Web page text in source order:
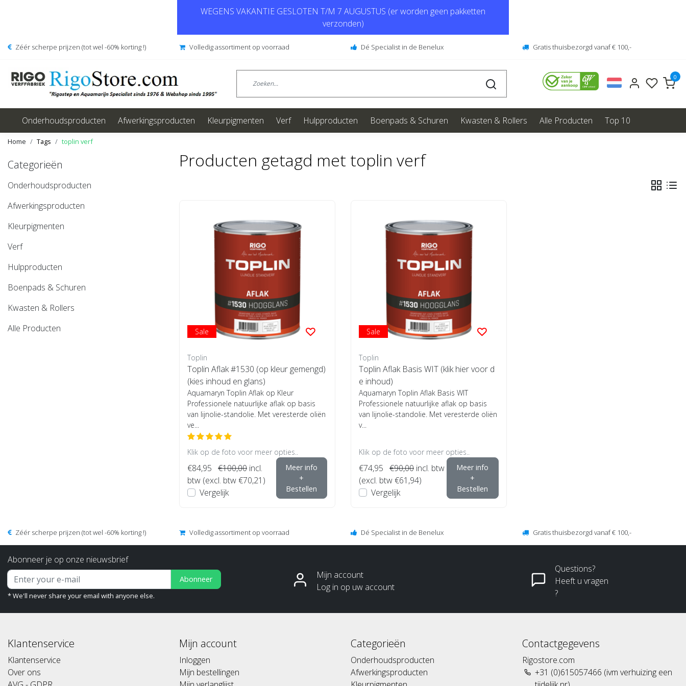
WEGENS VAKANTIE GESLOTEN T/M 7 AUGUSTUS (er worden geen pakketten
verzonden)
Zéér scherpe prijzen (tot wel -60% korting !) Volledig assortiment op voorraad Dé Specialist in de Benelux Gratis thuisbezorgd vanaf € 100,-
0
Onderhoudsproducten Afwerkingsproducten Kleurpigmenten Verf Hulpproducten Boenpads & Schuren Kwasten & Rollers Alle Producten Top 10
Home Tags toplin verf
Categorieën
Onderhoudsproducten
Afwerkingsproducten
Kleurpigmenten
Verf
Hulpproducten
Boenpads & Schuren
Kwasten & Rollers
Alle Producten
Producten getagd met toplin verf
Sale
Toplin
Toplin Aflak #1530 (op kleur gemengd)
(kies inhoud en glans)
Aquamaryn Toplin Aflak op Kleur
Professionele natuurlijke aflak op basis
van lijnolie-standolie. Met veresterde oliën
ve...
Klik op de foto voor meer opties..
€84,95 €100,00 incl.
btw (excl. btw €70,21)
Vergelijk
Meer info
+
Bestellen
Sale
Toplin
Toplin Aflak Basis WIT (klik hier voor d
e inhoud)
Aquamaryn Toplin Aflak Basis WIT
Professionele natuurlijke aflak op basis
van lijnolie-standolie. Met veresterde oliën
v...
Klik op de foto voor meer opties..
€74,95 €90,00 incl. btw
(excl. btw €61,94)
Vergelijk
Meer info
+
Bestellen
Zéér scherpe prijzen (tot wel -60% korting !) Volledig assortiment op voorraad Dé Specialist in de Benelux Gratis thuisbezorgd vanaf € 100,-
Abonneer je op onze nieuwsbrief
Abonneer
* We'll never share your email with anyone else.
Mijn account
Log in op uw account
Questions?
Heeft u vragen
?
Klantenservice
Klantenservice
Over ons
Mijn account
Inloggen
Mijn bestellingen
Categorieën
Onderhoudsproducten
Afwerkingsproducten
Contactgegevens
Rigostore.com
+31 (0)615057466 (ivm verhuizing een